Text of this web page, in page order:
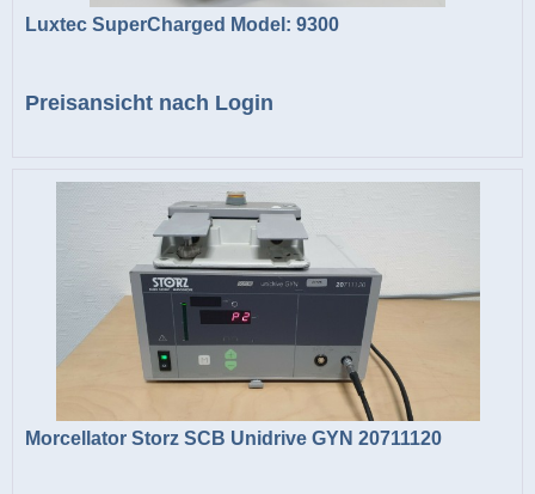
Luxtec SuperCharged Model: 9300
Preisansicht nach Login
Morcellator Storz SCB Unidrive GYN 20711120